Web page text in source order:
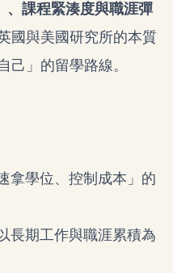
、課程緊湊度與職涯彈
國與美國研究所的本質
己」的留學路線。
拿學位、控制成本」的
長期工作與職涯累積為